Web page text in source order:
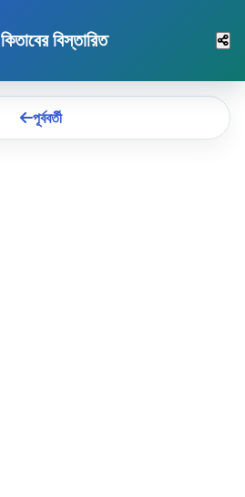
কিতাবের বিস্তারিত
পূর্ববর্তী